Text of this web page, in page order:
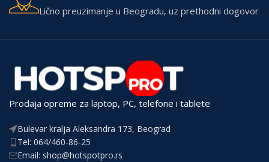
Lično preuzimanje u Beogradu, uz prethodni dogovor
Prodaja opreme za laptop, PC, telefone i tablete
Bulevar kralja Aleksandra 173, Beograd
Tel: 064/460-86-25
Email: shop@hotspotpro.rs